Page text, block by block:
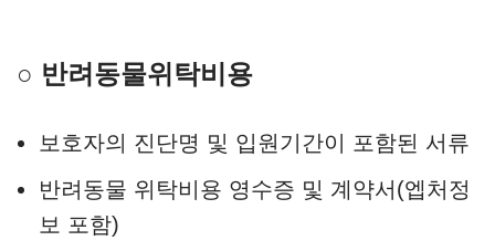
○ 반려동물위탁비용
보호자의 진단명 및 입원기간이 포함된 서류
반려동물 위탁비용 영수증 및 계약서(엡처정
보 포함)